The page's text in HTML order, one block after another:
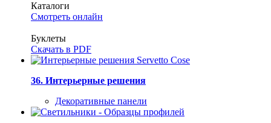
Каталоги
Смотреть онлайн
Буклеты
Скачать в PDF
36. Интерьерные решения
Декоративные панели